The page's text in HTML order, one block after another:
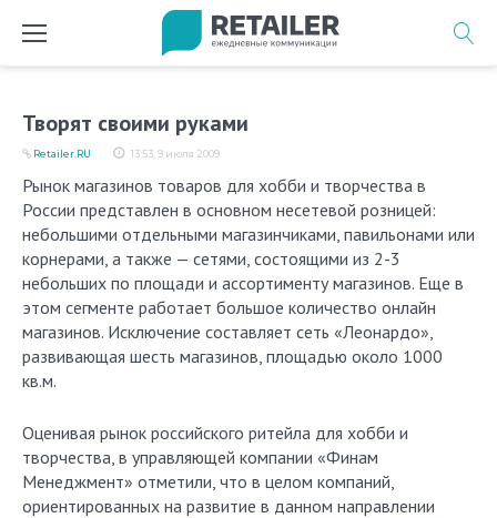
Творят своими руками
13:53, 9 июля 2009
Retailer.RU
Рынок магазинов товаров для хобби и творчества в
России представлен в основном несетевой розницей:
небольшими отдельными магазинчиками, павильонами или
корнерами, а также — сетями, состоящими из 2-3
небольших по площади и ассортименту магазинов. Еще в
этом сегменте работает большое количество онлайн
магазинов. Исключение составляет сеть «Леонардо»,
развивающая шесть магазинов, площадью около 1000
кв.м.
Оценивая рынок российского ритейла для хобби и
творчества, в управляющей компании «Финам
Менеджмент» отметили, что в целом компаний,
ориентированных на развитие в данном направлении